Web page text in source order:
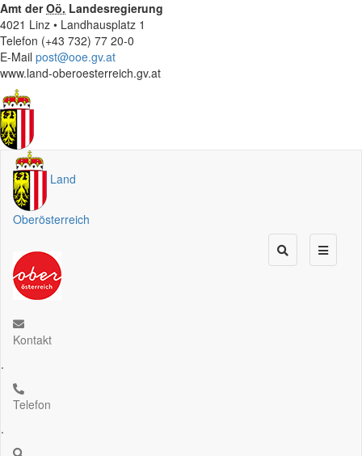
Amt derOö. Landesregierung
4021 Linz • Landhausplatz 1
Telefon (+43 732) 77 20-0
E-Mail post@ooe.gv.at
www.land-oberoesterreich.gv.at
Land
Oberösterreich
Kontakt
.
Telefon
.